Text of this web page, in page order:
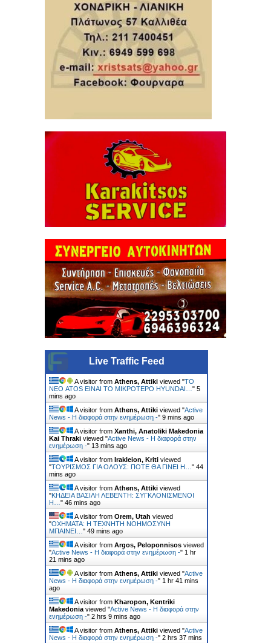
Live Traffic Feed
A visitor from Athens, Attiki viewed "ΤΟ
ΝΕΟ ATOS ΕΙΝΑΙ ΤΟ ΜΙΚΡΟΤΕΡΟ HYUNDAI… " 5
mins ago
A visitor from Athens, Attiki viewed "Active
News - Η διαφορά στην ενημέρωση -" 9 mins ago
A visitor from Xanthi, Anatoliki Makedonia
Kai Thraki viewed "Active News - Η διαφορά στην
ενημέρωση -" 13 mins ago
A visitor from Irakleion, Kriti viewed
"ΤΟΥΡΙΣΜΟΣ ΓΙΑ ΟΛΟΥΣ: ΠΟΤΕ ΘΑ ΓΙΝΕΙ Η… " 44
mins ago
A visitor from Athens, Attiki viewed
"ΚΗΔΕΙΑ ΒΑΣΙΛΗ ΛΕΒΕΝΤΗ: ΣΥΓΚΛΟΝΙΣΜΕΝΟΙ
Η… " 46 mins ago
A visitor from Orem, Utah viewed
"ΟΧΗΜΑΤΑ: Η ΤΕΧΝΗΤΗ ΝΟΗΜΟΣΥΝΗ
ΜΠΑΙΝΕΙ… " 49 mins ago
A visitor from Argos, Peloponnisos viewed
"Active News - Η διαφορά στην ενημέρωση -" 1 hr
21 mins ago
A visitor from Athens, Attiki viewed "Active
News - Η διαφορά στην ενημέρωση -" 1 hr 41 mins
ago
A visitor from Kharopon, Kentriki
Makedonia viewed "Active News - Η διαφορά στην
ενημέρωση -" 2 hrs 9 mins ago
A visitor from Athens, Attiki viewed "Active
News - Η διαφορά στην ενημέρωση -" 2 hrs 37 mins